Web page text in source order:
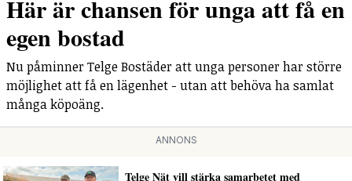
Här är chansen för unga att få en
egen bostad
Nu påminner Telge Bostäder att unga personer har större
möjlighet att få en lägenhet - utan att behöva ha samlat
många köpoäng.
ANNONS
Telge Nät vill stärka samarbetet med